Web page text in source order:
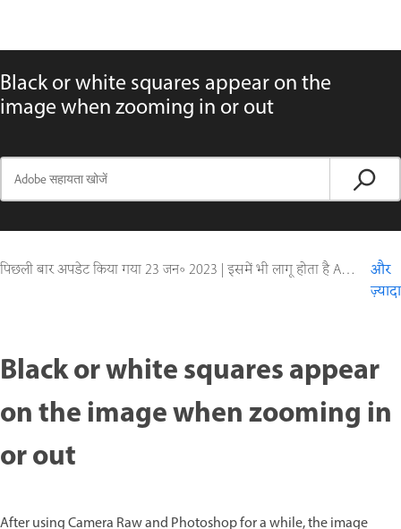
Black or white squares appear on the
image when zooming in or out
पिछली बार अपडेट किया गया23 जन॰ 2023 | इसमें भी लागू होता है Adobe Camera Raw, Adobe Photoshop CC (2014), Adobe Photoshop CC (2015)
और
ज़्यादा
Black or white squares appear
on the image when zooming in
or out
After using Camera Raw and Photoshop for a while, the image